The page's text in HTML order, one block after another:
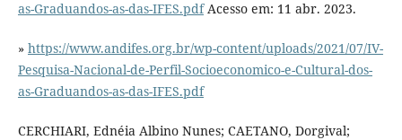
as-Graduandos-as-das-IFES.pdfAcesso em: 11 abr. 2023.
» https://www.andifes.org.br/wp-content/uploads/2021/07/IV-
Pesquisa-Nacional-de-Perfil-Socioeconomico-e-Cultural-dos-
as-Graduandos-as-das-IFES.pdf
CERCHIARI, Ednéia Albino Nunes; CAETANO, Dorgival;